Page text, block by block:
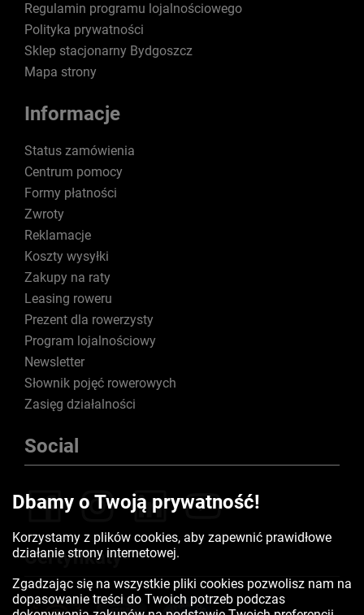
Regulamin programu lojalnościowego
Polityka prywatności
Sklep stacjonarny Bydgoszcz
Mapa strony
Informacje
Status zamówienia
Centrum pomocy
Formy płatności
Zwroty
Reklamacje
Koszty wysyłki
Zakupy na raty
Leasing roweru
Prezent dla rowerzysty
Program lojalnościowy
Newsletter
Słownik pojęć rowerowych
Zasięg działalności
Social
Certyfikaty
Dbamy o Twoją prywatność!
Korzystamy z plików cookies, aby zapewnić prawidłowe
działanie strony internetowej.
Zgadzając się na wszystkie pliki cookies pozwolisz nam na
dopasowanie treści do Twoich potrzeb podczas